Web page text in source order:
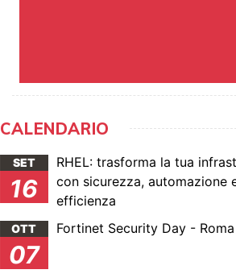
CALENDARIO
SET
16
RHEL: trasforma la tua
con sicurezza, automazione
efficienza
OTT
07
Fortinet Security Day - Roma